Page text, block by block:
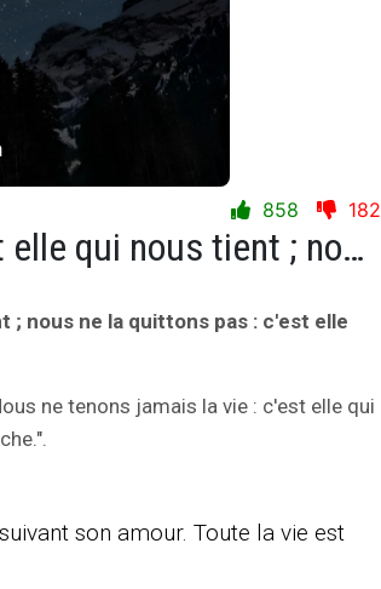
858 182
Nous ne tenons jamais la vie : c'est elle qui nous tient ; nous ne la quittons pas : c'est elle qui nous lÃ¢che.
; nous ne la quittons pas : c'est elle
ne tenons jamais la vie : c'est elle qui
son amour. Toute la vie est